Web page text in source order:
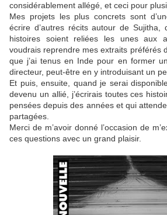
considérablement allégé, et ceci pour
Mes projets les plus concrets sont
écrire d’autres récits autour de
histoires soient reliées les unes aux
voudrais reprendre mes extraits préférés
que j’ai tenus en Inde pour en former
directeur, peut-être en y introduisant un
Et puis, ensuite, quand je serai
devenu un allié, j’écrirais toutes ces
pensées depuis des années et qui
partagées.
Merci de m’avoir donné l’occasion de
ces questions avec un grand plaisir.